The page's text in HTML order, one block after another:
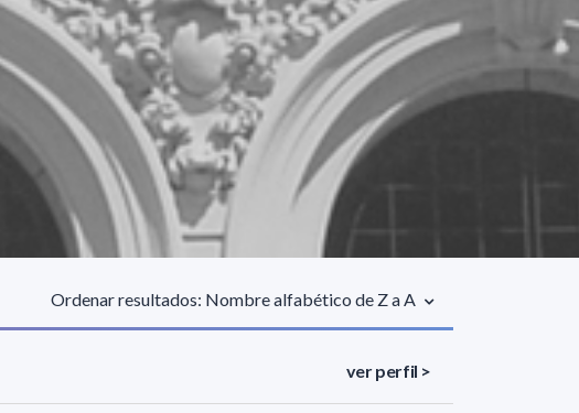
Ordenar resultados: Nombre alfabético de Z a A
ver perfil >